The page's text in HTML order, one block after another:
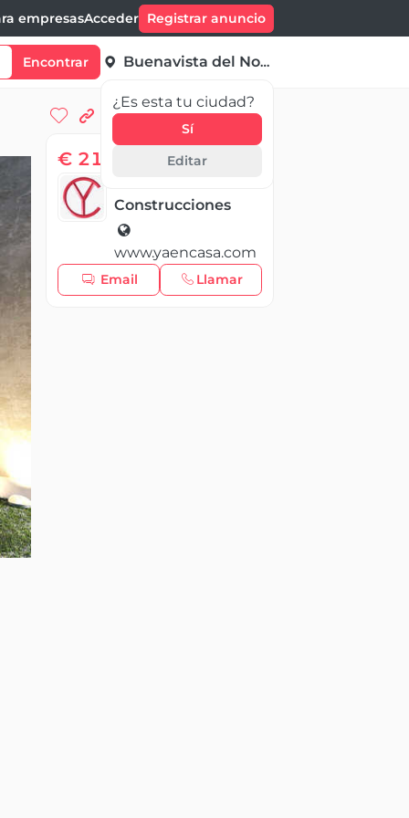
empresasAcceder Registrar anuncio
Encontrar Buenavista del Norte
¿Es esta tu ciudad?
Sí
Editar
€ 210 000,00
Construcciones
www.yaencasa.com
Email Llamar